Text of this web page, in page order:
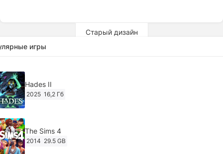
Старый дизайн
игры
Hades II
2025 16,2 Гб
The Sims 4
2014 29.5 GB